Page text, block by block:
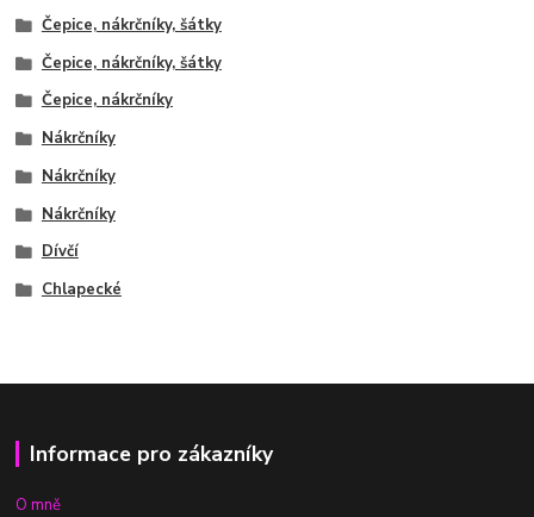
Čepice, nákrčníky, šátky
Čepice, nákrčníky, šátky
Čepice, nákrčníky
Nákrčníky
Nákrčníky
Nákrčníky
Dívčí
Chlapecké
Informace pro zákazníky
O mně